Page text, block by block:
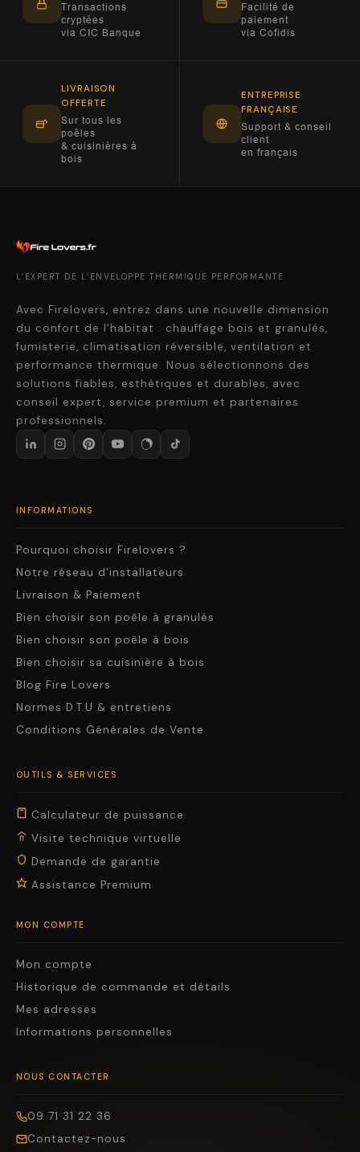
Transactions
cryptées
via CIC Banque
Facilité de
paiement
via Cofidis
LIVRAISON
OFFERTE
Sur tous les
poêles
& cuisinières à
bois
ENTREPRISE
FRANÇAISE
Support & conseil
client
en français
L’EXPERT DE L’ENVELOPPE THERMIQUE PERFORMANTE
Avec Firelovers, entrez dans une nouvelle dimension
du confort de l’habitat : chauffage bois et granulés,
fumisterie, climatisation réversible, ventilation et
performance thermique. Nous sélectionnons des
solutions fiables, esthétiques et durables, avec
conseil expert, service premium et partenaires
professionnels.
INFORMATIONS
Pourquoi choisir Firelovers ?
Notre réseau d'installateurs
Livraison & Paiement
Bien choisir son poêle à granulés
Bien choisir son poêle à bois
Bien choisir sa cuisinière à bois
Blog Fire Lovers
Normes D.T.U & entretiens
Conditions Générales de Vente
OUTILS & SERVICES
Calculateur de puissance
Visite technique virtuelle
Demande de garantie
Assistance Premium
MON COMPTE
Mon compte
Historique de commande et détails
Mes adresses
Informations personnelles
NOUS CONTACTER
09 71 31 22 36
Contactez-nous